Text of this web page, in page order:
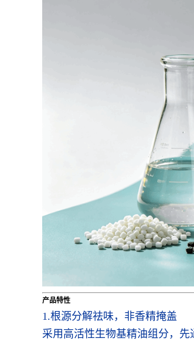
产品特性
1.根源分解祛味，非香精掩盖
采用高活性生物基精油组分，